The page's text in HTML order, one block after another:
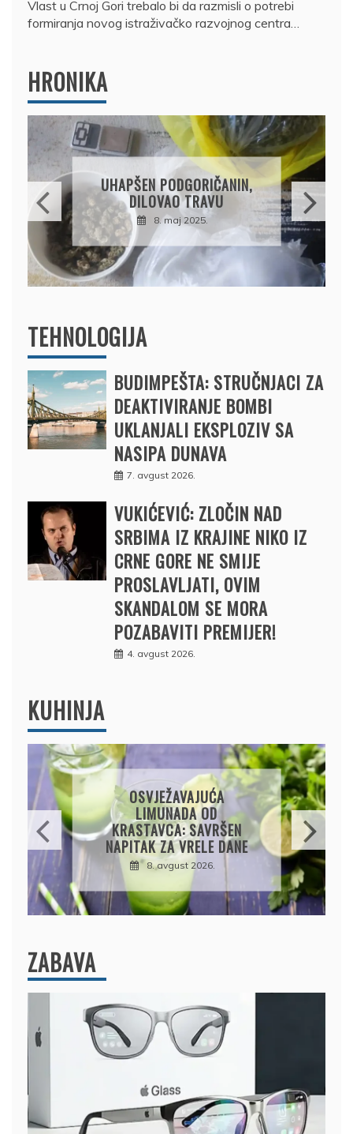
Vlast u Crnoj Gori trebalo bi da razmisli o potrebi
formiranja novog istraživačko razvojnog centra…
HRONIKA
DRŽAVLJANIN RUSIJE
OSUMNJIČEN DA JE
PRODAO TUĐI BMW,
DRŽAVU NAPUSTIO
BRODOM
12. februar 2025.
TEHNOLOGIJA
BUDIMPEŠTA: STRUČNJACI ZA
DEAKTIVIRANJE BOMBI
UKLANJALI EKSPLOZIV SA
NASIPA DUNAVA
7. avgust 2026.
VUKIĆEVIĆ: ZLOČIN NAD
SRBIMA IZ KRAJINE NIKO IZ
CRNE GORE NE SMIJE
PROSLAVLJATI, OVIM
SKANDALOM SE MORA
POZABAVITI PREMIJER!
4. avgust 2026.
KUHINJA
KROMPIRUŠA IZLIVAČA:
JEDNOSTAVNA PITA BEZ
KORA, HRSKAVA I
UKUSNA
8. avgust 2026.
ZABAVA